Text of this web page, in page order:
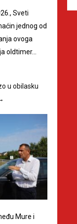
Sveti
jednog od
ovoga
oldtimer…
u obilasku
Mure i